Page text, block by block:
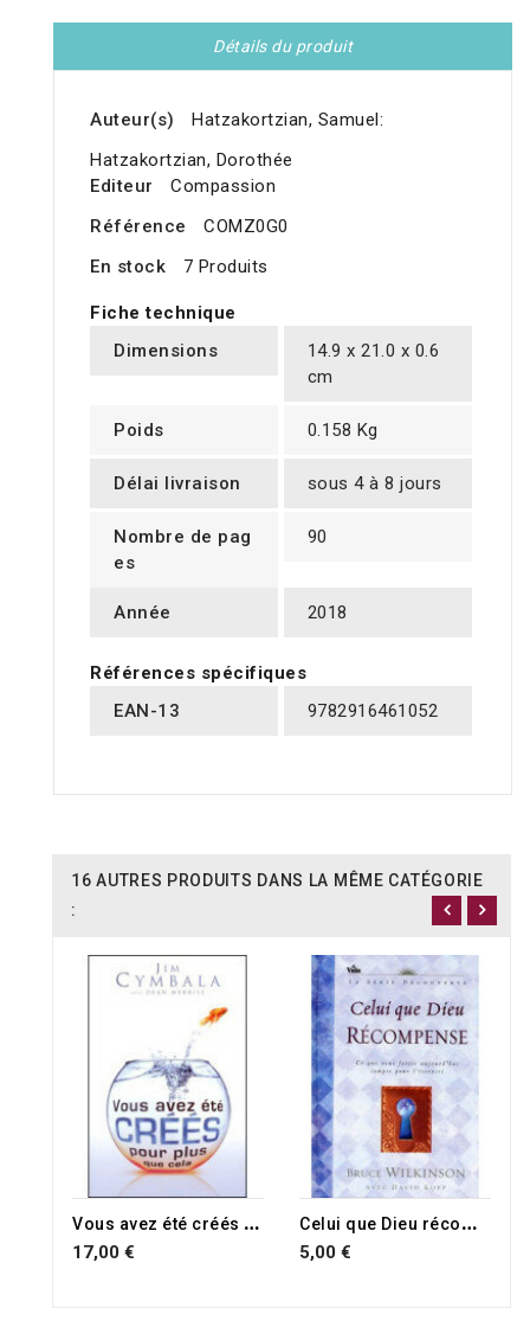
Détails du produit
Auteur(s)
Hatzakortzian, Samuel:
Hatzakortzian, Dorothée
Editeur
Compassion
Référence
COMZ0G0
En stock
7 Produits
Fiche technique
Dimensions
14.9 x 21.0 x 0.6
cm
Poids 0.158 Kg
Délai livraison sous 4 à 8 jours
Nombre de pag
es
90
Année 2018
Références spécifiques
EAN-13
9782916461052
16 AUTRES PRODUITS DANS LA MÊME CATÉGORIE
:
RUPTURE DE STOCK V
ous avez été créés pour plus que cela
17,00 €
C
elui que Dieu récompense
5,00 €